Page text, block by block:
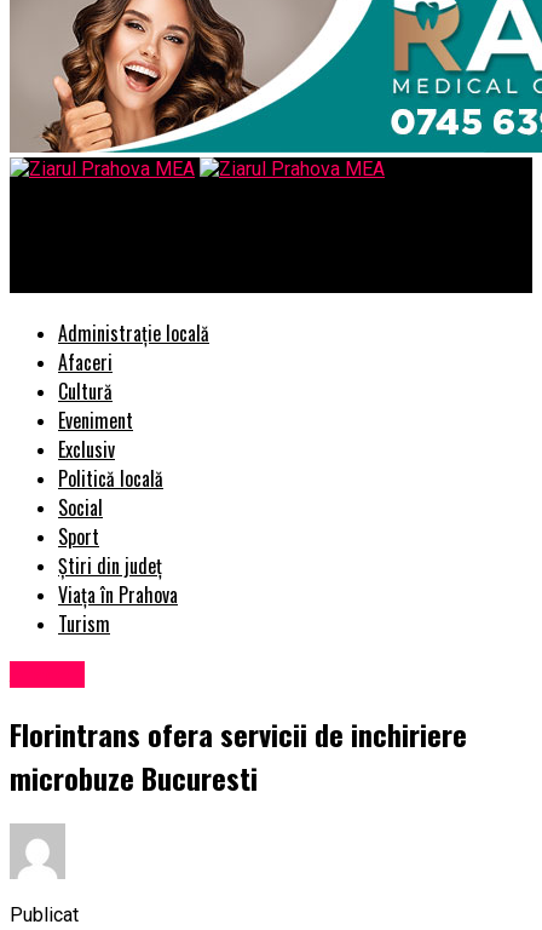
Administrație locală
Afaceri
Cultură
Eveniment
Exclusiv
Politică locală
Social
Sport
Știri din județ
Viața în Prahova
Turism
Florintrans ofera servicii de inchiriere
microbuze Bucuresti
Publicat